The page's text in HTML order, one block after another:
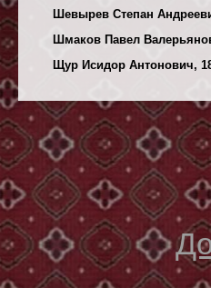
Шевырев Степан
Шмаков Павел
Щур Исидор Антонович,